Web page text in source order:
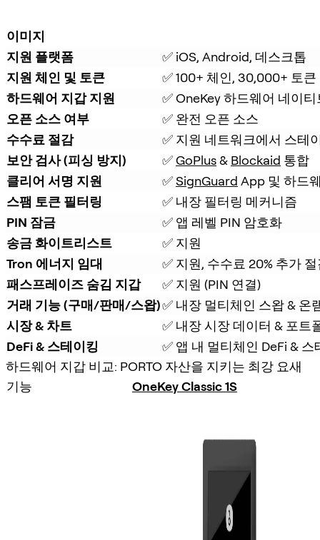
이미지
지원 플랫폼
✅ iOS, Android, 데스크톱
지원 체인 및 토큰
✅ 100+ 체인, 30,000+ 토큰
하드웨어 지갑 지원
✅ OneKey 하드웨어 네이
오픈 소스 여부
✅ 완전 오픈 소스
수수료 절감
✅ 지원 네트워크에서 스테
보안 검사 (피싱 방지)
✅ GoPlus & Blockaid 통합
클리어 서명 지원
✅ SignGuard App 및 하드
스팸 토큰 필터링
✅ 내장 필터링 메커니즘
PIN 잠금
✅ 앱 레벨 PIN 암호화
송금 화이트리스트
✅ 지원
Tron 에너지 임대
✅ 지원, 수수료 20% 추가
패스프레이즈 숨김 지갑
✅ 지원 (PIN 연결)
거래 기능 (구매/판매/스왑)✅ 내장 멀티체인 스왑 & 온
시장 & 차트
✅ 내장 시장 데이터 & 포트
DeFi & 스테이킹
✅ 앱 내 멀티체인 DeFi &
하드웨어 지갑 비교: PORTO 자산을 지키는 최강 요새
기능
OneKey Classic 1S